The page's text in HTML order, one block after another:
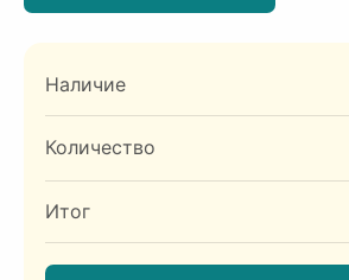
Наличие
Количество
Итог